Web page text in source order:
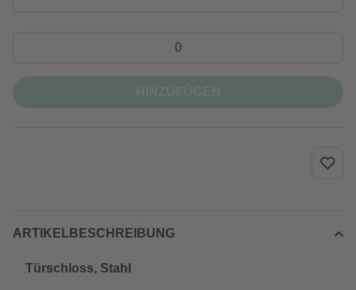
ARTIKELBESCHREIBUNG
Türschloss, Stahl